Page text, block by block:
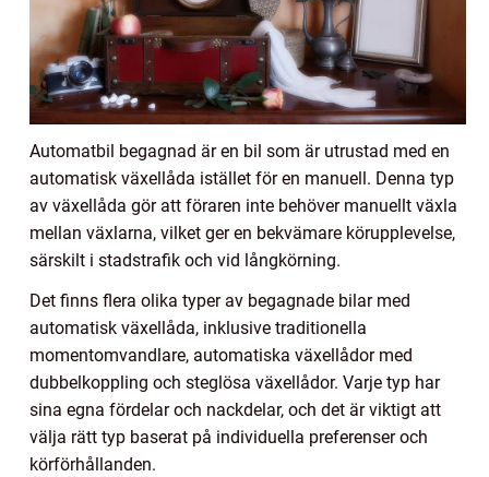
Automatbil begagnad är en bil som är utrustad med en
automatisk växellåda istället för en manuell. Denna typ
av växellåda gör att föraren inte behöver manuellt växla
mellan växlarna, vilket ger en bekvämare körupplevelse,
särskilt i stadstrafik och vid långkörning.
Det finns flera olika typer av begagnade bilar med
automatisk växellåda, inklusive traditionella
momentomvandlare, automatiska växellådor med
dubbelkoppling och steglösa växellådor. Varje typ har
sina egna fördelar och nackdelar, och det är viktigt att
välja rätt typ baserat på individuella preferenser och
körförhållanden.